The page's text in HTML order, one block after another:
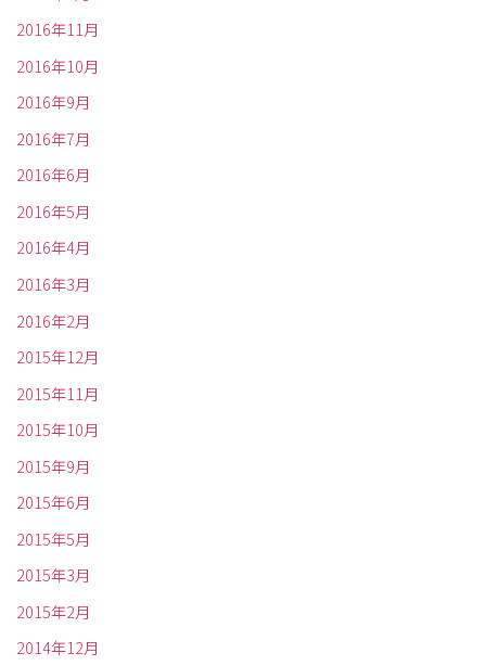
2016年11月
2016年10月
2016年9月
2016年7月
2016年6月
2016年5月
2016年4月
2016年3月
2016年2月
2015年12月
2015年11月
2015年10月
2015年9月
2015年6月
2015年5月
2015年3月
2015年2月
2014年12月